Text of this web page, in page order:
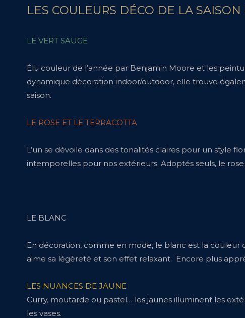
LES COULEURS DÉCO DE LA
LE VERT SAUGE
Élu couleur de l’année par Benjamin Moore et les
dynamique décoration indoor/outdoor, elle trouve
saison.
LE ROSE ET LE TERRACOTTA
L’un se dévoile dans des tonalités claires pour un style
intemporelles pour nos extérieurs. Adoptés seuls, le
LE BLANC
En décoration, comme en mode, le blanc est la couleur
aime sa légèreté et son effet relaxant. Encore plus
LES NUANCES DE JAUNE
Curry, moutarde ou pastel… les jaunes illuminent les
les vases.